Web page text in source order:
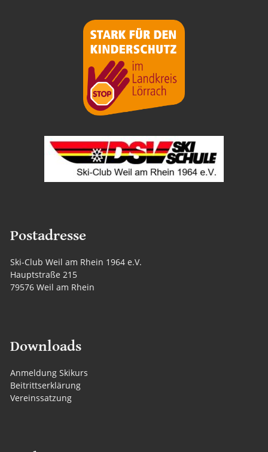
Postadresse
Ski-Club Weil am Rhein 1964 e.V.
Hauptstraße 215
79576 Weil am Rhein
Downloads
Anmeldung Skikurs
Beitrittserklärung
Vereinssatzung